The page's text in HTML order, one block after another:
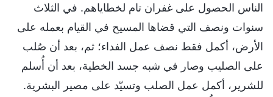
الناس الحصول على غفران تام لخطاياهم. في الثلاث
سنوات ونصف التي قضاها المسيح في القيام بعمله على
الأرض، أكمل فقط نصف عمل الفداء؛ ثم، بعد أن صُلب
على الصليب وصار في شبه جسد الخطية، بعد أن أُسلم
للشرير، أكمل عمل الصلب وتسيّد على مصير البشرية.